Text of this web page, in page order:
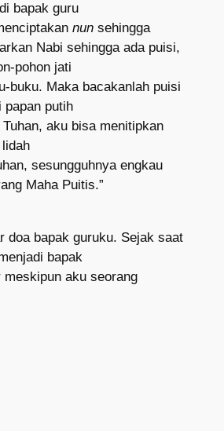
bapak guru
nunsehingga
Nabi sehingga ada puisi,
pohon jati
buku. Maka bacakanlah puisi
papan putih
aku bisa menitipkan
sesungguhnya engkau
Maha Puitis.”
doa bapak guruku. Sejak saat
bapak
meskipun aku seorang